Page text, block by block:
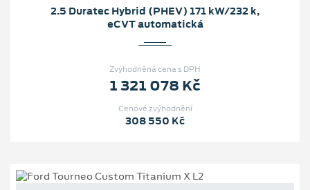
2.5 Duratec Hybrid (PHEV) 171 kW/232 k,
eCVT automatická
Zvýhodněná cena s DPH
1 321 078 Kč
Cenové zvýhodnění
308 550 Kč